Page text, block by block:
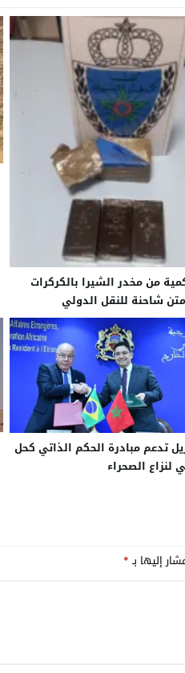
من مخدر الشيرا بالكركرات
شاحنة للنقل الدولي
تدعم مبادرة الحكم الذاتي كحل
لنزاع الصحراء
إليها بـ*